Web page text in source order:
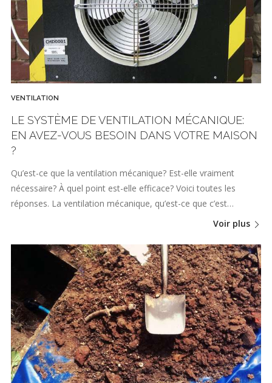
VENTILATION
LE SYSTÈME DE VENTILATION MÉCANIQUE:
EN AVEZ-VOUS BESOIN DANS VOTRE MAISON
?
Qu’est-ce que la ventilation mécanique? Est-elle vraiment
nécessaire? À quel point est-elle efficace? Voici toutes les
réponses. La ventilation mécanique, qu’est-ce que c’est…
Voir plus